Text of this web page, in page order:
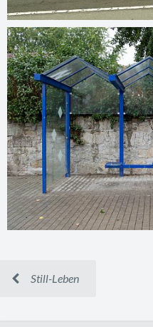
Still-Leben